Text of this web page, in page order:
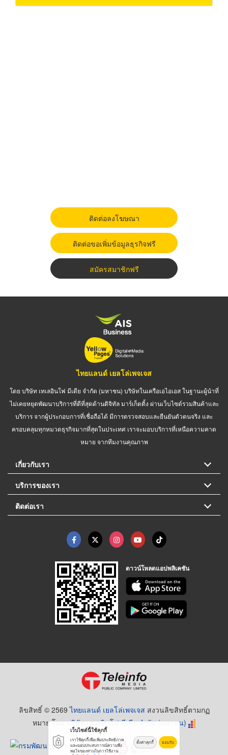
ติดต่อลงโฆษณา
ติดต่อขอเพิ่มข้อมูลธุรกิจฟรี
สมัครสมาชิกฟรี
ไทยแลนด์ เยลโล่เพจเจส
โดย บริษัท เทเลอินโฟ มีเดีย จำกัด (มหาชน) บริษัทในเครือเอไอเอส ในฐานะผู้นำที่
ไม่เคยหยุดพัฒนาบริการที่ดีที่สุดด้านดิจิทัล มาร์เก็ตติ้ง ผ่านเว็บไซต์รวมสินค้าและ
บริการ จากผู้ประกอบการที่เชื่อถือได้ มีการตรวจสอบและยืนยันตัวตนจริง และ
ครอบคลุมทุกหมวดธุรกิจมากที่สุดในประเทศ เราจะมอบบริการที่เหนือความคาด
หมาย จากทีมงานคุณภาพ
เกี่ยวกับเรา
บริการของเรา
ติดต่อเรา
ดาวน์โหลดแอปพลิเคชัน
ลิขสิทธิ์ © 2569ไทยแลนด์ เยลโล่เพจเจส สงวนลิขสิทธิ์ตามกฏ
หมาย โดยบริษัท เทเลอินโฟ มีเดีย จำกัด (มหาชน)
เว็บไซต์นี้ใช้คุกกี้
เราใช้คุกกี้เพื่อเพิ่มประสิทธิภาพ
และมอบประสบการณ์ความพึง
พอใจของท่านในการใช้งาน
ตั้งค่าคุกกี้ ยอมรับ